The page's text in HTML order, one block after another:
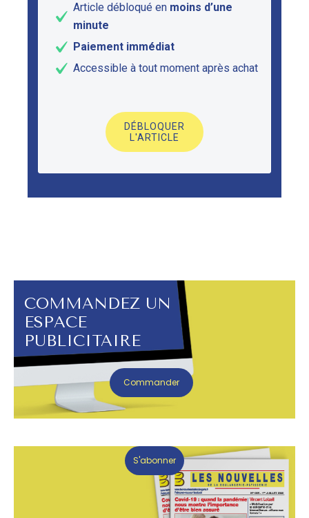
Article débloqué en moins d’une
minute
Paiement immédiat
Accessible à tout moment après achat
DÉBLOQUER
L'ARTICLE
COMMANDEZ UN
ESPACE
PUBLICITAIRE
Commander
S'abonner